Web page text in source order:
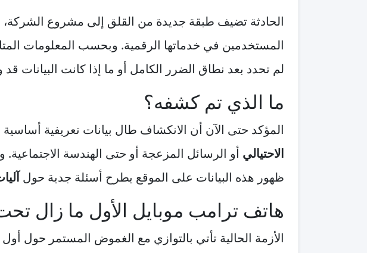
الحادثة تضيف طبقة جديدة من القلق إلى مشروع الشركة،
المستخدمين في خدماتها الرقمية. وبحسب المعلومات
لم تحدد بعد نطاق الضرر الكامل أو ما إذا كانت
ما الذي تم كشفه؟
المؤكد حتى الآن أن الانكشاف طال بيانات تعريفية
الاحتيالي أو الرسائل المزعجة أو حتى الهندسة
ظهور هذه البيانات على الموقع يطرح أسئلة جدية حول
هاتف ترامب موبايل الأول ما زال تحت
الأزمة الحالية تأتي بالتوازي مع الغموض المستمر حول